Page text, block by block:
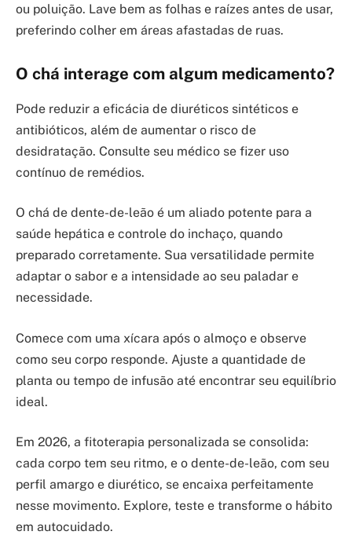
ou poluição. Lave bem as folhas e raízes antes de usar,
preferindo colher em áreas afastadas de ruas.
O chá interage com algum medicamento?
Pode reduzir a eficácia de diuréticos sintéticos e
antibióticos, além de aumentar o risco de
desidratação. Consulte seu médico se fizer uso
contínuo de remédios.
O chá de dente-de-leão é um aliado potente para a
saúde hepática e controle do inchaço, quando
preparado corretamente. Sua versatilidade permite
adaptar o sabor e a intensidade ao seu paladar e
necessidade.
Comece com uma xícara após o almoço e observe
como seu corpo responde. Ajuste a quantidade de
planta ou tempo de infusão até encontrar seu equilíbrio
ideal.
Em 2026, a fitoterapia personalizada se consolida:
cada corpo tem seu ritmo, e o dente-de-leão, com seu
perfil amargo e diurético, se encaixa perfeitamente
nesse movimento. Explore, teste e transforme o hábito
em autocuidado.